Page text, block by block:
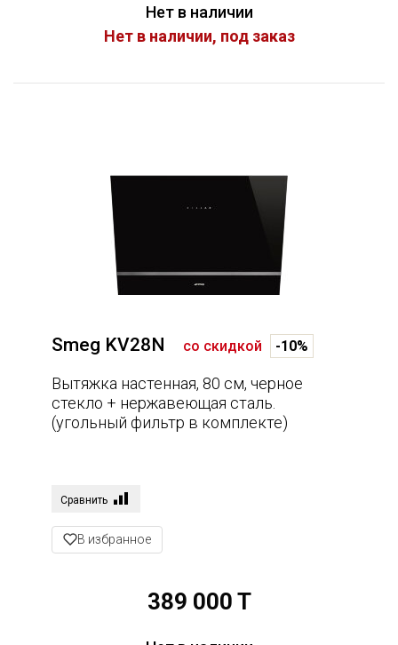
Нет в наличии
Нет в наличии, под заказ
Smeg KV28N со скидкой -10%
Вытяжка настенная, 80 см, черное
стекло + нержавеющая сталь.
(угольный фильтр в комплекте)
Сравнить
В избранное
389 000 T